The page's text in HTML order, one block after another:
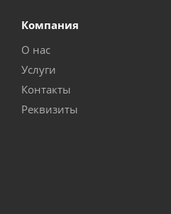
Компания
О нас
Услуги
Контакты
Реквизиты